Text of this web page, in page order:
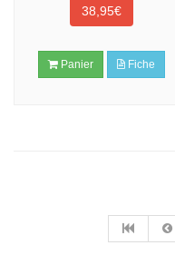
38,95€
Panier Fiche